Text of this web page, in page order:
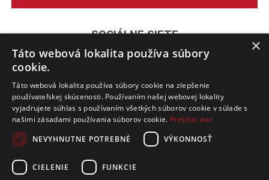
SOCIÁLNE SIETE
Google Reviews
4,7
(1536)
×
Táto webová lokalita používa súbory
cookie.
Táto webová lokalita používa súbory cookie na zlepšenie
používateľskej skúsenosti. Používaním našej webovej lokality
vyjadrujete súhlas s používaním všetkých súborov cookie v súlade s
našimi zásadami používania súborov cookie. Prečítať viac
NEVYHNUTNE POTREBNÉ
VÝKONNOSŤ
CIELENIE FUNKCIE